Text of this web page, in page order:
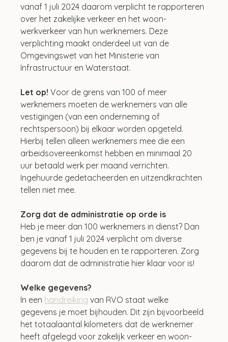
vanaf 1 juli 2024 daarom verplicht te rapporteren
over het zakelijke verkeer en het woon-
werkverkeer van hun werknemers. Deze
verplichting maakt onderdeel uit van de
Omgevingswet van het Ministerie van
Infrastructuur en Waterstaat.
Let op! Voor de grens van 100 of meer
werknemers moeten de werknemers van alle
vestigingen (van een onderneming of
rechtspersoon) bij elkaar worden opgeteld.
Hierbij tellen alleen werknemers mee die een
arbeidsovereenkomst hebben en minimaal 20
uur betaald werk per maand verrichten.
Ingehuurde gedetacheerden en uitzendkrachten
tellen niet mee.
Zorg dat de administratie op orde is
Heb je meer dan 100 werknemers in dienst? Dan
ben je vanaf 1 juli 2024 verplicht om diverse
gegevens bij te houden en te rapporteren. Zorg
daarom dat de administratie hier klaar voor is!
Welke gegevens?
In een handreiking van RVO staat welke
gegevens je moet bijhouden. Dit zijn bijvoorbeeld
het totaalaantal kilometers dat de werknemer
heeft afgelegd voor zakelijk verkeer en woon-